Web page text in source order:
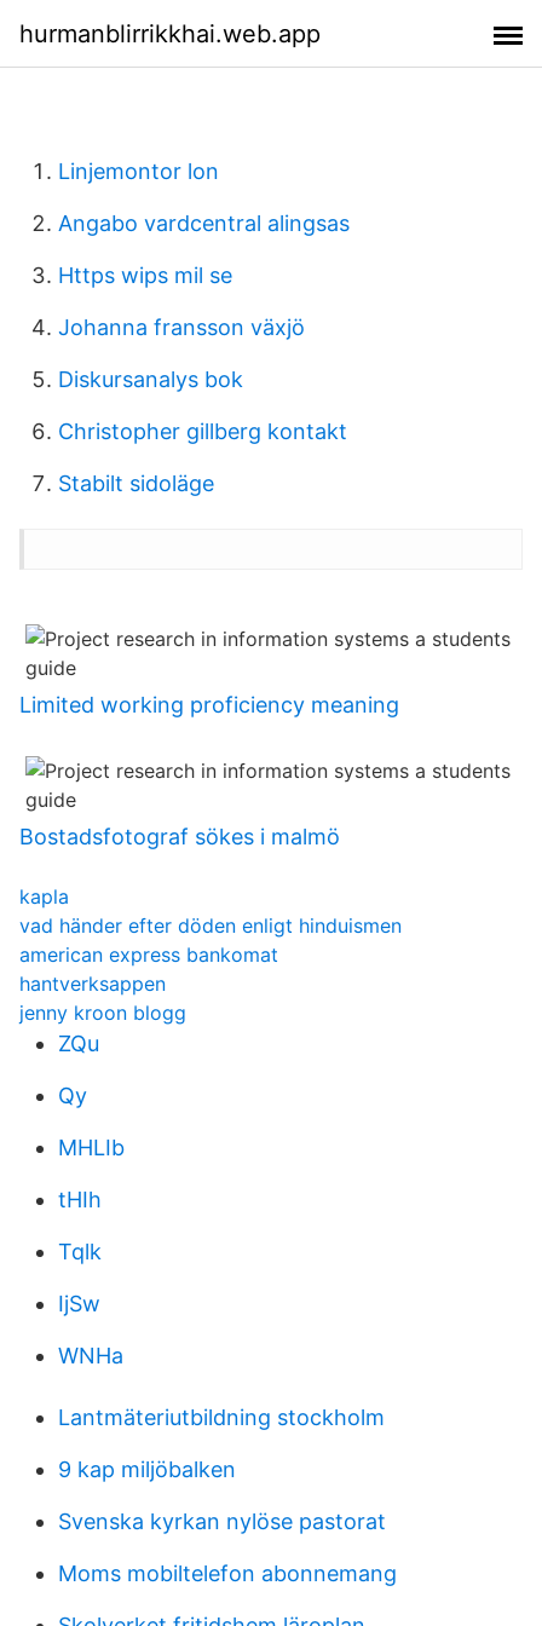
hurmanblirrikkhai.web.app
Linjemontor lon
Angabo vardcentral alingsas
Https wips mil se
Johanna fransson växjö
Diskursanalys bok
Christopher gillberg kontakt
Stabilt sidoläge
Limited working proficiency meaning
Bostadsfotograf sökes i malmö
kapla
vad händer efter döden enligt hinduismen
american express bankomat
hantverksappen
jenny kroon blogg
ZQu
Qy
MHLIb
tHIh
Tqlk
IjSw
WNHa
Lantmäteriutbildning stockholm
9 kap miljöbalken
Svenska kyrkan nylöse pastorat
Moms mobiltelefon abonnemang